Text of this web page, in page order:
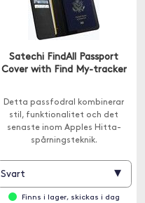
Satechi FindAll Passport
Cover with Find My-tracker
Detta passfodral kombinerar
stil, funktionalitet och det
senaste inom Apples Hitta-
spårningsteknik.
Svart ▾
Finns i lager, skickas i dag